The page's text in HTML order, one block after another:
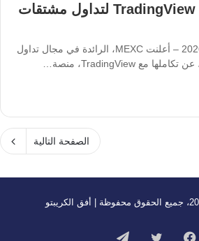
MEXC تتكامل مع TradingView لتداول مشتقات
فيكتوريا، سيشل،7 يونيو 2026 – أعلنت MEXC، الرائدة في مجال تداول
الصفحة التالية
فيسبوك تويتر تيلقرام